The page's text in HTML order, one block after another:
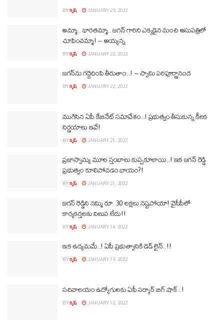
BYకృష్ JANUARY 23, 2022
అమ్మా.. భారతమ్మా.. జగన్ గారిని ఎక్కడైన మంచి ఆసుపత్రిలో
చూపించమ్మా! – అయ్యన్న
BYకృష్ JANUARY 22, 2022
జగన్‎ను గద్దెదింపి తీరుతాం..! – స్వామి పరిపూర్ణానంద
BYకృష్ JANUARY 22, 2022
ముగిసిన ఏపీ కేబినేట్ సమావేశం..! ప్రభుత్వం తీసుకున్న కీలక
నిర్ణయాలు ఇవే!
BYకృష్ JANUARY 21, 2022
ప్రజాస్వామ్య మూల స్తంబాలు కుప్పకూలాయి..! ఇక జగన్ రెడ్డి
ప్రభుత్వం కూలిపోవడం ఖాయం?!
BYకృష్ JANUARY 21, 2022
జగన్ రెడ్డిని నమ్మి రూ. 30 లక్షలు నష్టపోయా! వైసీపీలో
కార్యకర్తలకు విలువ లేదు!!
BYకృష్ JANUARY 14, 2022
ఇక ఉద్యమమే..! ఏపీ ప్రభుత్వానికి డెడ్ లైన్..!!
BYకృష్ JANUARY 13, 2022
సచివాలయం ఉద్యోగులకు ఏపీ సర్కార్ బిగ్ షాక్..!
BYకృష్ JANUARY 12, 2022